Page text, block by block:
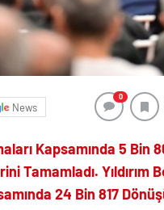
News
0
Kapsamında 5 Bin
Tamamladı. Yıldırım
24 Bin 817